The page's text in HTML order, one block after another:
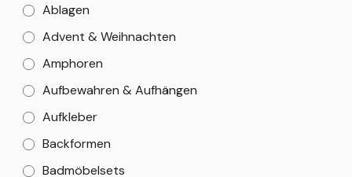
Ablagen
Advent & Weihnachten
Amphoren
Aufbewahren & Aufhängen
Aufkleber
Backformen
Badmöbelsets